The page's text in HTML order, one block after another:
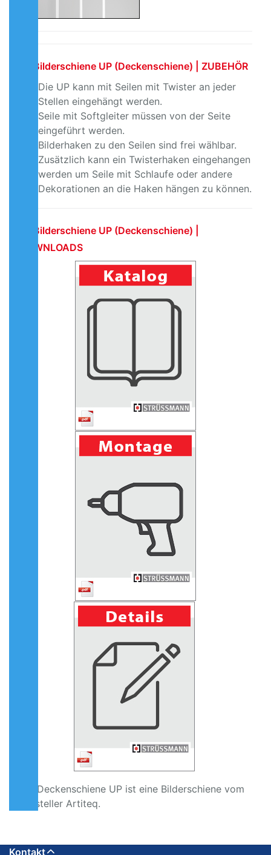
Bilderschiene UP (Deckenschiene) | ZUBEHÖR
Die UP kann mit Seilen mit Twister an jeder
Stellen eingehängt werden.
Seile mit Softgleiter müssen von der Seite
eingeführt werden.
Bilderhaken zu den Seilen sind frei wählbar.
Zusätzlich kann ein Twisterhaken eingehangen
werden um Seile mit Schlaufe oder andere
Dekorationen an die Haken hängen zu können.
Bilderschiene UP (Deckenschiene) |
DOWNLOADS
Die Deckenschiene UP ist eine Bilderschiene vom
Hersteller Artiteq.
Kontakt